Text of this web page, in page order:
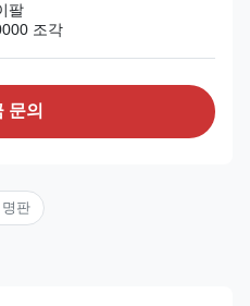
팔
조각
문의
판